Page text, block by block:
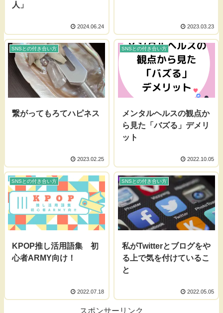
人」
2024.06.24 2023.03.23
SNSとの付き合い方
繋がってもろてハピネス
2023.02.25
SNSとの付き合い方
メンタルヘルスの観点か
ら見た「バズる」デメリ
ット
2022.10.05
SNSとの付き合い方
KPOP推し活用語集 初
心者ARMY向け！
2022.07.18
SNSとの付き合い方
私がTwitterとブログをや
る上で気を付けているこ
と
2022.05.05
スポンサーリンク